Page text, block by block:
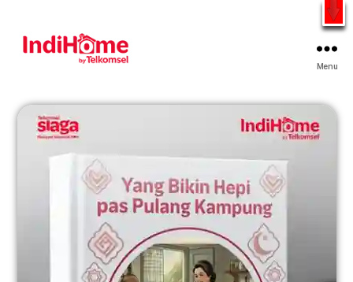
Gratis Pasang Dengan Bayar PDD2 | WiFi 200Rb an By
Menu